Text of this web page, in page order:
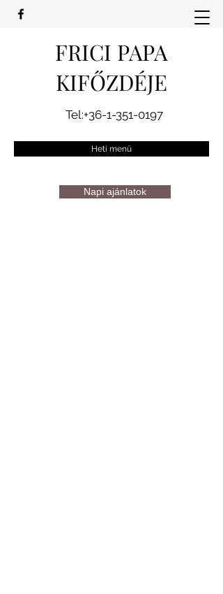
FRICI PAPA
KIFŐZDÉJE
Tel:+36-1-351-0197
Heti menü
Napi ajánlatok